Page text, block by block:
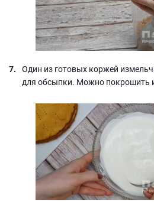
Один из готовых коржей
для обсыпки. Можно покрошить